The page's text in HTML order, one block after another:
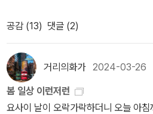
자신과 가족의 정보가 유출되는 것이
신의 차이에 대해서 생각했다. 종이(서
assing day, the worry hung lower
ke a soaking wet towel.[CH37]미아
뜨리고 자신의 경험을 다시 이야기해준
자신은 자전거를 타고 있다면 다른 사
만 볼 수 없다고 해도 할 수 없는 것은
읽을 것을.. 2009년에 나온 책이니
보다 오히려 더 시기는 뒤이지만 솔직
로 혹은 보여주는 식으로 풀었다. 이
그 때는 내가 이 책을 읽을 준비가 되지
는 부모의 상황보다는 부모가 자녀에게
을 것 같다. 물론 지금도 부모가 성 정체
고 해서 자식에 대한 폭력이 정당화된
국 미아가 바퀴벌레를 신발로 때려잡
지척을 일으켜세우지만 정작 Bethany
니까.' 한다. 미아는 Bethany에게 앞
르지 말라고 엄포를 놓는다.[CH26]에
두에게 다음주 금요일 다 함께 모여 친
oting하는 이벤트를 열기로 했다고 전
공감 (13) 댓글 (2)
거리의화가2024-03-26
봄 일상 이런저런
요사이 날이 오락가락하더니 오늘 아